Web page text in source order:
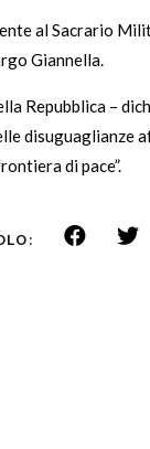
al Sacrario
Giannella.
Repubblica –
disuguaglianze
di pace”.